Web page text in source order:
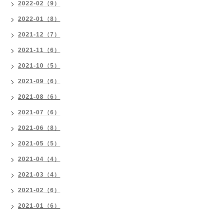
2022-02（9）
2022-01（8）
2021-12（7）
2021-11（6）
2021-10（5）
2021-09（6）
2021-08（6）
2021-07（6）
2021-06（8）
2021-05（5）
2021-04（4）
2021-03（4）
2021-02（6）
2021-01（6）